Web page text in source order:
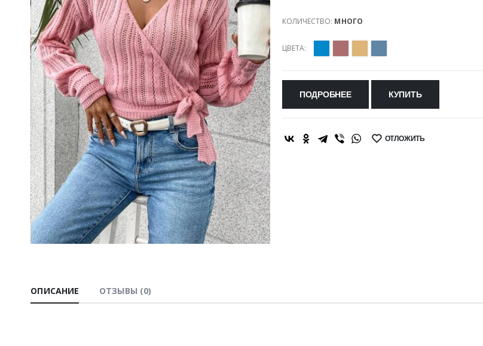
КОЛИЧЕСТВО: МНОГО
ЦВЕТА:
ПОДРОБНЕЕ КУПИТЬ
SHARE: ОТЛОЖИТЬ
ОПИСАНИЕ ОТЗЫВЫ (0)